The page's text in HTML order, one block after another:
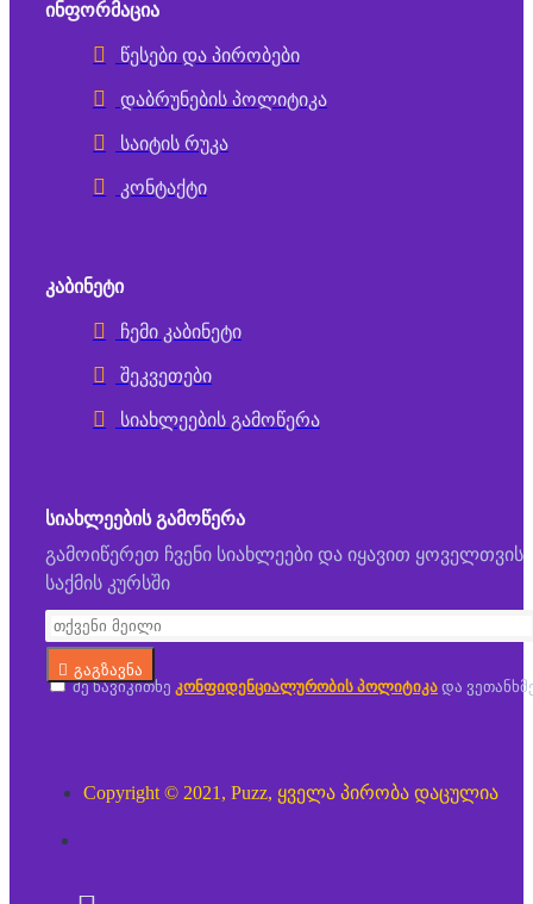
ᲘᲜᲤᲝᲠᲛᲐᲪᲘᲐ
წესები და პირობები
დაბრუნების პოლიტიკა
საიტის რუკა
კონტაქტი
ᲙᲐᲑᲘᲜᲔᲢᲘ
ჩემი კაბინეტი
შეკვეთები
სიახლეების გამოწერა
ᲡᲘᲐᲮᲚᲔᲔᲑᲘᲡ ᲒᲐᲛᲝᲬᲔᲠᲐ
გამოიწერეთ ჩვენი სიახლეები და იყავით ყოველთვის
საქმის კურსში
გაგზავნა
მე წავიკითხე კონფიდენციალურობის პოლიტიკა და
Copyright © 2021, Puzz, ყველა პირობა დაცულია